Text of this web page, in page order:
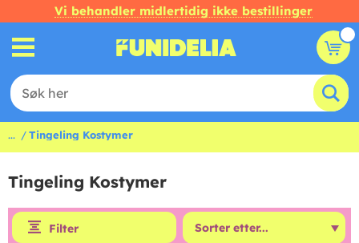
Vi behandler midlertidig ikke bestillinger
... Tingeling Kostymer
Tingeling Kostymer
Filter